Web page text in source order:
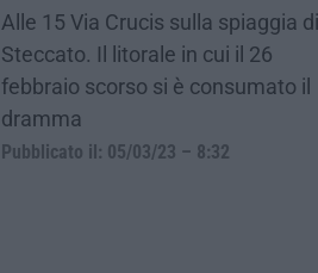
Alle 15 Via Crucis sulla spiaggia di
Steccato. Il litorale in cui il 26
febbraio scorso si è consumato il
dramma
Pubblicato il: 05/03/23 – 8:32